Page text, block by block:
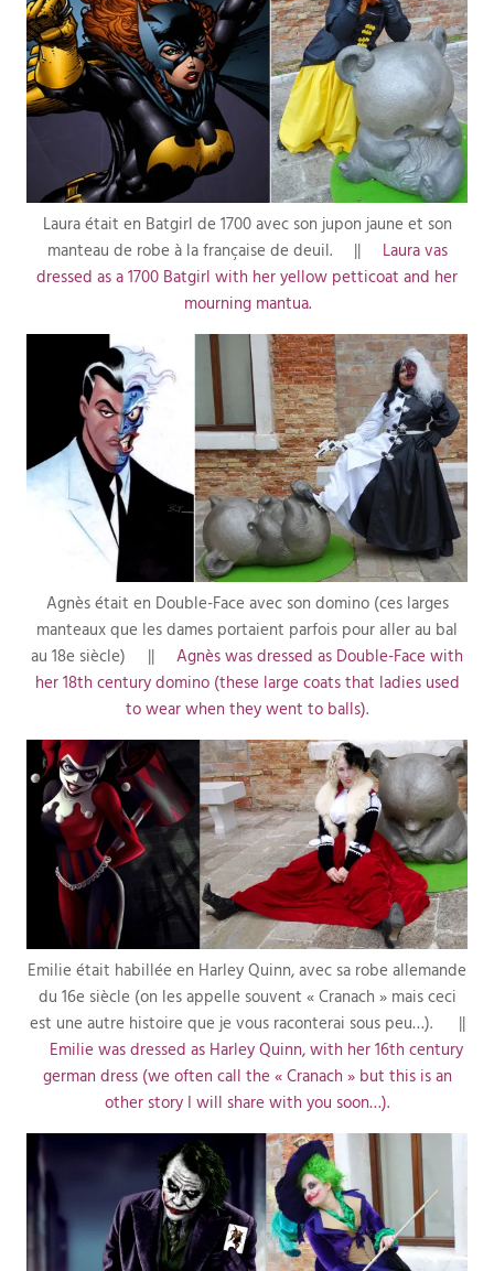
Laura était en Batgirl de 1700 avec son jupon jaune et son
manteau de robe à la française de deuil. || Laura vas
dressed as a 1700 Batgirl with her yellow petticoat and her
mourning mantua.
Agnès était en Double-Face avec son domino (ces larges
manteaux que les dames portaient parfois pour aller au bal
au 18e siècle) || Agnès was dressed as Double-Face with
her 18th century domino (these large coats that ladies used
to wear when they went to balls).
Emilie était habillée en Harley Quinn, avec sa robe allemande
du 16e siècle (on les appelle souvent « Cranach » mais ceci
est une autre histoire que je vous raconterai sous peu…). ||
Emilie was dressed as Harley Quinn, with her 16th century
german dress (we often call the « Cranach » but this is an
other story I will share with you soon…).